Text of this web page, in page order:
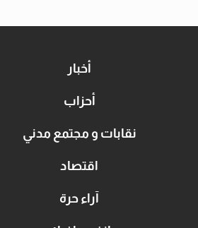
أخبار
أحزاب
نقابات و مجتمع مدني
اقتصاد
آراء حرة